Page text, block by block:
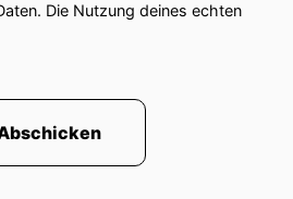
Die Nutzung deines echten